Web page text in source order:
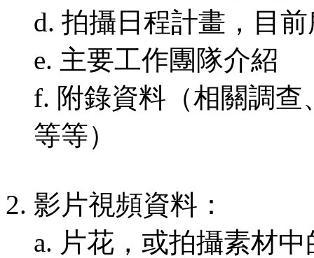
d. 拍攝日程計畫，目
e. 主要工作團隊介紹
f. 附錄資料（相關調
等等）
2. 影片視頻資料：
a. 片花，或拍攝素材